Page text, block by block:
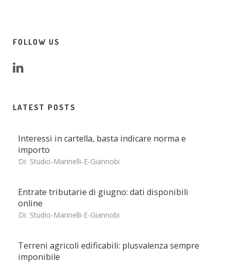
FOLLOW US
LATEST POSTS
Interessi in cartella, basta indicare norma e
importo
Di: Studio-Marinelli-E-Giannobi
Entrate tributarie di giugno: dati disponibili
online
Di: Studio-Marinelli-E-Giannobi
Terreni agricoli edificabili: plusvalenza sempre
imponibile